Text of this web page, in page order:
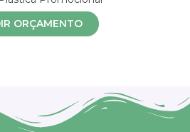
ORÇAMENTO